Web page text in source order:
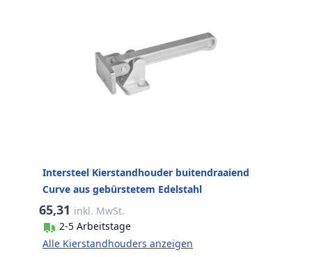
Intersteel Kierstandhouder buitendraaiend
Curve aus gebürstetem Edelstahl
65,31 inkl. MwSt.
2-5 Arbeitstage
Alle Kierstandhouders anzeigen